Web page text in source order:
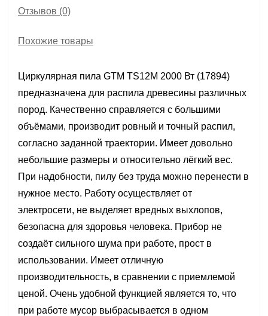
Отзывов (0)
Похожие товары
Циркулярная пила GTM TS12M 2000 Вт (17894)
предназначена для распила древесины различных
пород. Качественно справляется с большими
объёмами, производит ровный и точный распил,
согласно заданной траектории. Имеет довольно
небольшие размеры и относительно лёгкий вес.
При надобности, пилу без труда можно перенести в
нужное место. Работу осуществляет от
электросети, не выделяет вредных выхлопов,
безопасна для здоровья человека. Прибор не
создаёт сильного шума при работе, прост в
использовании. Имеет отличную
производительность, в сравнении с приемлемой
ценой. Очень удобной функцией является то, что
при работе мусор выбрасывается в одном